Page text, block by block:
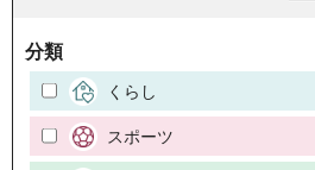
分類
くらし
スポーツ